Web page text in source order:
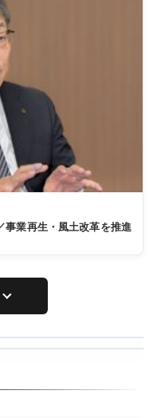
業再生・風土改革を推進